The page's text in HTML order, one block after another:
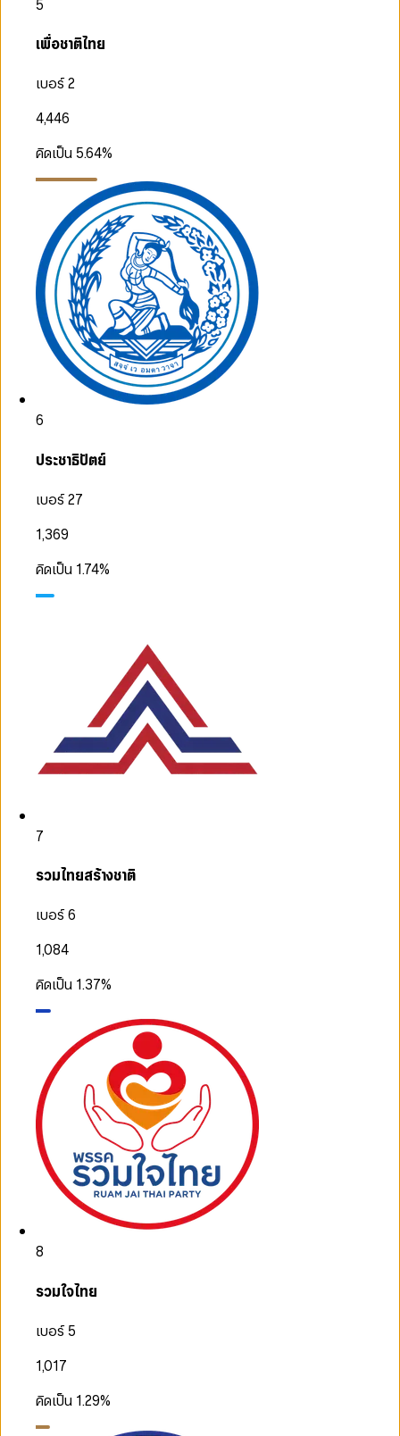
5
เพื่อชาติไทย
เบอร์ 2
4,446
คิดเป็น 5.64%
6
ประชาธิปัตย์
เบอร์ 27
1,369
คิดเป็น 1.74%
7
รวมไทยสร้างชาติ
เบอร์ 6
1,084
คิดเป็น 1.37%
8
รวมใจไทย
เบอร์ 5
1,017
คิดเป็น 1.29%